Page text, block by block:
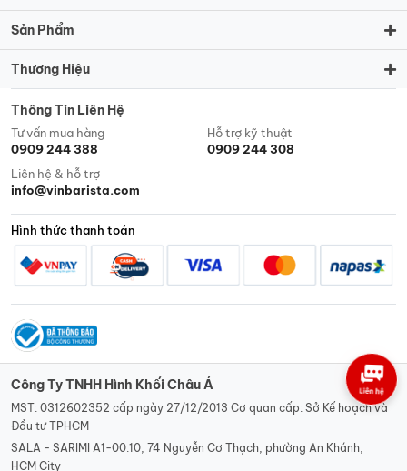
Sản Phẩm
Thương Hiệu
Thông Tin Liên Hệ
Tư vấn mua hàng
0909 244 388
Hỗ trợ kỹ thuật
0909 244 308
Liên hệ & hỗ trợ
info@vinbarista.com
Hình thức thanh toán
Công Ty TNHH Hình Khối Châu Á
MST: 0312602352 cấp ngày 27/12/2013 Cơ quan cấp: Sở Kế hoạch và
Đầu tư TPHCM
SALA - SARIMI A1-00.10, 74 Nguyễn Cơ Thạch, phường An Khánh,
HCM City